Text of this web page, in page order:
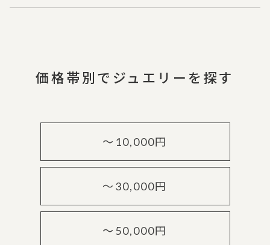
価格帯別でジュエリーを探す
～10,000円
～30,000円
～50,000円